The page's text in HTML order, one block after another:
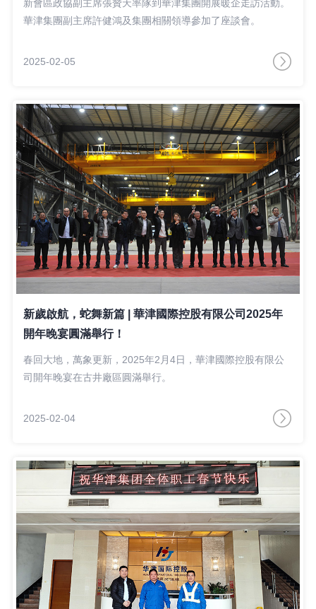
新會區政協副主席張贊天率隊到華津集團開展暖企走訪活動。
華津集團副主席許健鴻及集團相關領導參加了座談會。
2025-02-05
新歲啟航，蛇舞新篇 | 華津國際控股有限公司2025年
開年晚宴圓滿舉行！
春回大地，萬象更新，2025年2月4日，華津國際控股有限公
司開年晚宴在古井廠區圓滿舉行。
2025-02-04